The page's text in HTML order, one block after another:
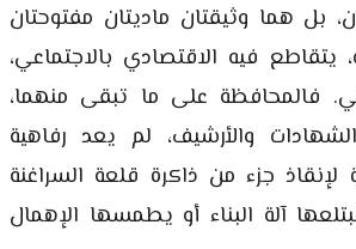
بل هما وثيقتان ماديتان مفتوحتان
فيه الاقتصادي بالاجتماعي،
فالمحافظة على ما تبقى منهما،
والأرشيف، لم يعد رفاهية
لإنقاذ جزء من ذاكرة قلعة السراغنة
آلة البناء أو يطمسها الإهمال